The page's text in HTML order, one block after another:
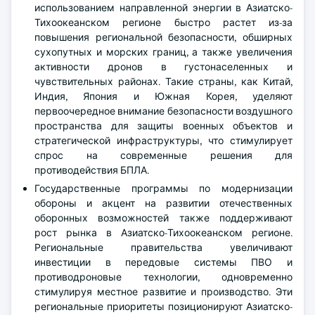
использованием направленной энергии в Азиатско-
Тихоокеанском регионе быстро растет из-за
повышения региональной безопасности, обширных
сухопутных и морских границ, а также увеличения
активности дронов в густонаселенных и
чувствительных районах. Такие страны, как Китай,
Индия, Япония и Южная Корея, уделяют
первоочередное внимание безопасности воздушного
пространства для защиты военных объектов и
стратегической инфраструктуры, что стимулирует
спрос на современные решения для
противодействия БПЛА.
Государственные программы по модернизации
обороны и акцент на развитии отечественных
оборонных возможностей также поддерживают
рост рынка в Азиатско-Тихоокеанском регионе.
Региональные правительства увеличивают
инвестиции в передовые системы ПВО и
противодроновые технологии, одновременно
стимулируя местное развитие и производство. Эти
региональные приоритеты позиционируют Азиатско-